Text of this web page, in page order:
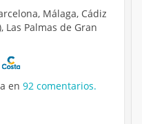
Málaga, Cádiz
Las Palmas de Gran
en92 comentarios.